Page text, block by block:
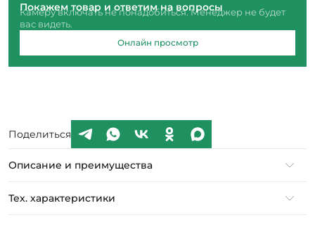
Покажем товар и ответим на вопросы
Камеру включать не понадобиться. Менеджер не будет
вас видеть.
Онлайн просмотр
Поделиться
Описание и преимущества
Тех. характеристики